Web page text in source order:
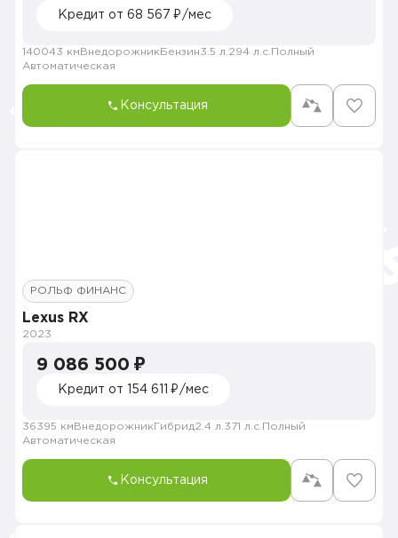
Кредит от 68 567 ₽/мес
140043 км Внедорожник Бензин3.5 л. 294 л.с. Полный
Автоматическая
Консультация
РОЛЬФ ФИНАНС
Lexus RX
2023
9 086 500 ₽
Кредит от 154 611 ₽/мес
36395 км Внедорожник Гибрид2.4 л. 371 л.с. Полный
Автоматическая
Консультация